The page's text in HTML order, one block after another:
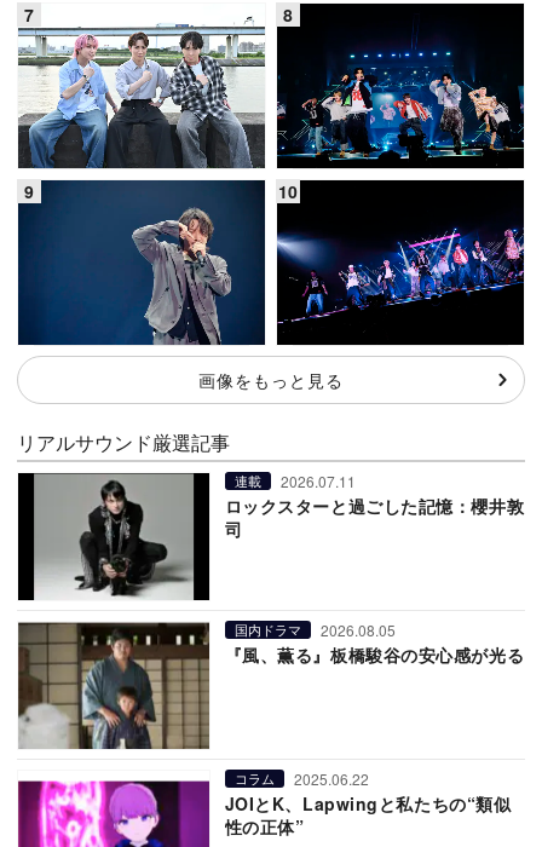
画像をもっと見る
リアルサウンド厳選記事
連載 2026.07.11
ロックスターと過ごした記憶：櫻井敦
司
国内ドラマ 2026.08.05
『風、薫る』板橋駿谷の安心感が光る
コラム 2025.06.22
JOIとK、Lapwingと私たちの“類似
性の正体”